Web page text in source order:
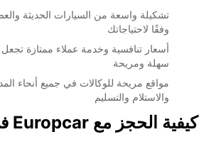
تشكيلة واسعة من السيارات الحديثة
وفقًا لاحتياجاتك
أسعار تنافسية وخدمة عملاء ممتازة تجعل
سهلة ومريحة
مواقع مريحة للوكالات في جميع أنحاء
والاستلام والتسليم
كيفية الحجز مع Europcar في Herlev